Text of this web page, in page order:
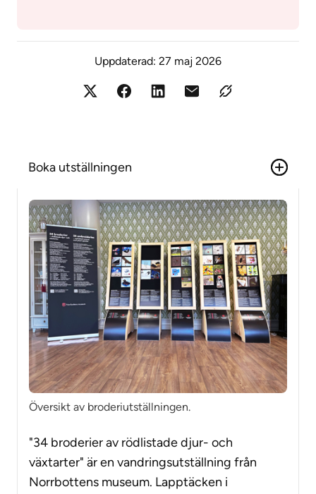
Uppdaterad: 27 maj 2026
Boka utställningen
Översikt av broderiutställningen.
"34 broderier av rödlistade djur- och
växtarter" är en vandringsutställning från
Norrbottens museum. Lapptäcken i